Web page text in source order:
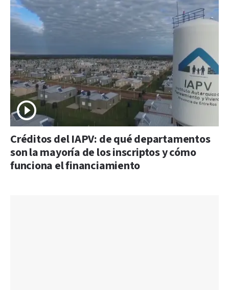
Créditos del IAPV: de qué departamentos
son la mayoría de los inscriptos y cómo
funciona el financiamiento